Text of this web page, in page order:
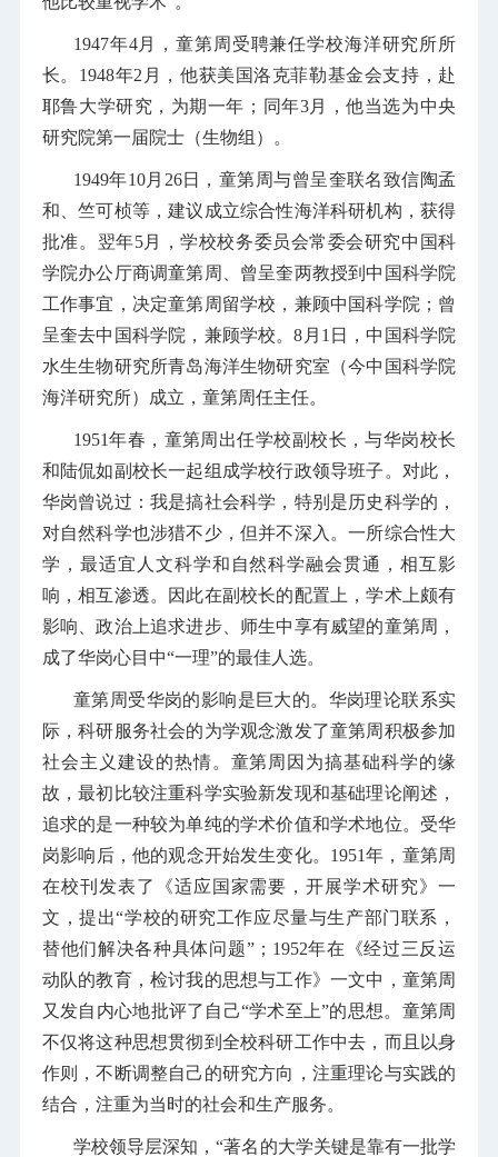
1947年4月，童第周受聘兼任学校海洋研究所所
长。1948年2月，他获美国洛克菲勒基金会支持，赴
耶鲁大学研究，为期一年；同年3月，他当选为中央
研究院第一届院士（生物组）。
1949年10月26日，童第周与曾呈奎联名致信陶孟
和、竺可桢等，建议成立综合性海洋科研机构，获得
批准。翌年5月，学校校务委员会常委会研究中国科
学院办公厅商调童第周、曾呈奎两教授到中国科学院
工作事宜，决定童第周留学校，兼顾中国科学院；曾
呈奎去中国科学院，兼顾学校。8月1日，中国科学院
水生生物研究所青岛海洋生物研究室（今中国科学院
海洋研究所）成立，童第周任主任。
1951年春，童第周出任学校副校长，与华岗校长
和陆侃如副校长一起组成学校行政领导班子。对此，
华岗曾说过：我是搞社会科学，特别是历史科学的，
对自然科学也涉猎不少，但并不深入。一所综合性大
学，最适宜人文科学和自然科学融会贯通，相互影
响，相互渗透。因此在副校长的配置上，学术上颇有
影响、政治上追求进步、师生中享有威望的童第周，
成了华岗心目中“一理”的最佳人选。
童第周受华岗的影响是巨大的。华岗理论联系实
际，科研服务社会的为学观念激发了童第周积极参加
社会主义建设的热情。童第周因为搞基础科学的缘
故，最初比较注重科学实验新发现和基础理论阐述，
追求的是一种较为单纯的学术价值和学术地位。受华
岗影响后，他的观念开始发生变化。1951年，童第周
在校刊发表了《适应国家需要，开展学术研究》一
文，提出“学校的研究工作应尽量与生产部门联系，
替他们解决各种具体问题”；1952年在《经过三反运
动队的教育，检讨我的思想与工作》一文中，童第周
又发自内心地批评了自己“学术至上”的思想。童第周
不仅将这种思想贯彻到全校科研工作中去，而且以身
作则，不断调整自己的研究方向，注重理论与实践的
结合，注重为当时的社会和生产服务。
学校领导层深知，“著名的大学关键是靠有一批学